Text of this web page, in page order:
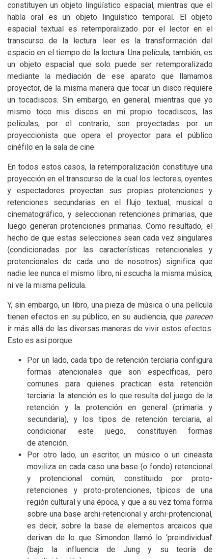
constituyen un objeto lingüístico espacial, mientras que el
habla oral es un objeto lingüístico temporal. El objeto
espacial textual es retemporalizado por el lector en el
transcurso de la lectura: leer es la transformación del
espacio en el tiempo de la lectura. Una película, también, es
un objeto espacial que solo puede ser retemporalizado
mediante la mediación de ese aparato que llamamos
proyector, de la misma manera que tocar un disco requiere
un tocadiscos. Sin embargo, en general, mientras que yo
mismo toco mis discos en mi propio tocadiscos, las
películas, por el contrario, son proyectadas por un
proyeccionista que opera el proyector para el público
cinéfilo en la sala de cine.
En todos estos casos, la retemporalización constituye una
proyección en el transcurso de la cual los lectores, oyentes
y espectadores proyectan sus propias protenciones y
retenciones secundarias en el flujo textual, musical o
cinematográfico, y seleccionan retenciones primarias, que
luego generan protenciones primarias. Como resultado, el
hecho de que estas selecciones sean cada vez singulares
(condicionadas por las características retencionales y
protencionales de cada uno de nosotros) significa que
nadie lee nunca el mismo libro, ni escucha la misma música,
ni ve la misma película.
Y, sin embargo, un libro, una pieza de música o una película
tienen efectos en su público, en su audiencia, que parecen
ir más allá de las diversas maneras de vivir estos efectos.
Esto es así porque:
Por un lado, cada tipo de retención terciaria configura
formas atencionales que son específicas, pero
comunes para quienes practican esta retención
terciaria: la atención es lo que resulta del juego de la
retención y la protención en general (primaria y
secundaria), y los tipos de retención terciaria, al
condicionar este juego, constituyen formas
de atención.
Por otro lado, un escritor, un músico o un cineasta
moviliza en cada caso una base (o fondo) retencional
y protencional común, constituido por proto-
retenciones y proto-protenciones, típicos de una
región cultural y una época, y que a su vez toma forma
sobre una base archi-retencional y archi-protencional,
es decir, sobre la base de elementos arcaicos que
derivan de lo que Simondon llamó lo ‘preindividual’
(bajo la influencia de Jung y su teoría de